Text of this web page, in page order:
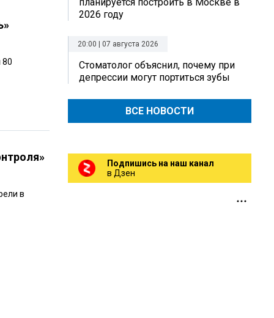
80
в
2026 году
20:00 | 07 августа 2026
Стоматолог объяснил, почему при
депрессии могут портиться зубы
ВСЕ НОВОСТИ
Подпишись на наш канал
в Дзен